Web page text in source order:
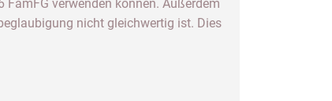
verwenden können. Außerdem
nicht gleichwertig ist. Dies